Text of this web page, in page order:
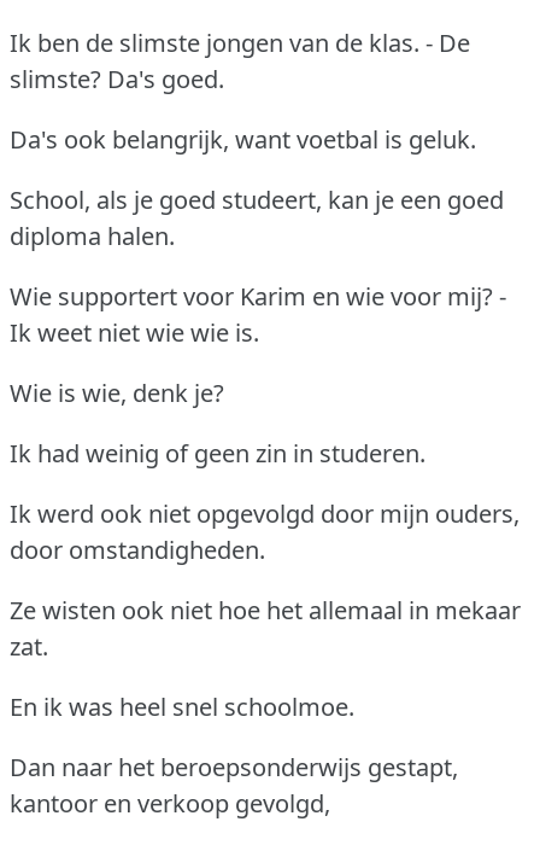
Ik ben de slimste jongen van de klas. - De
slimste? Da's goed.
Da's ook belangrijk, want voetbal is geluk.
School, als je goed studeert, kan je een goed
diploma halen.
Wie supportert voor Karim en wie voor mij? -
Ik weet niet wie wie is.
Wie is wie, denk je?
Ik had weinig of geen zin in studeren.
Ik werd ook niet opgevolgd door mijn ouders,
door omstandigheden.
Ze wisten ook niet hoe het allemaal in mekaar
zat.
En ik was heel snel schoolmoe.
Dan naar het beroepsonderwijs gestapt,
kantoor en verkoop gevolgd,